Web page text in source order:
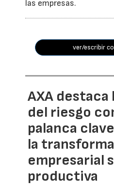
las empresas.
ver/escribir
AXA destaca
del riesgo
palanca
la
empresarial
productiva